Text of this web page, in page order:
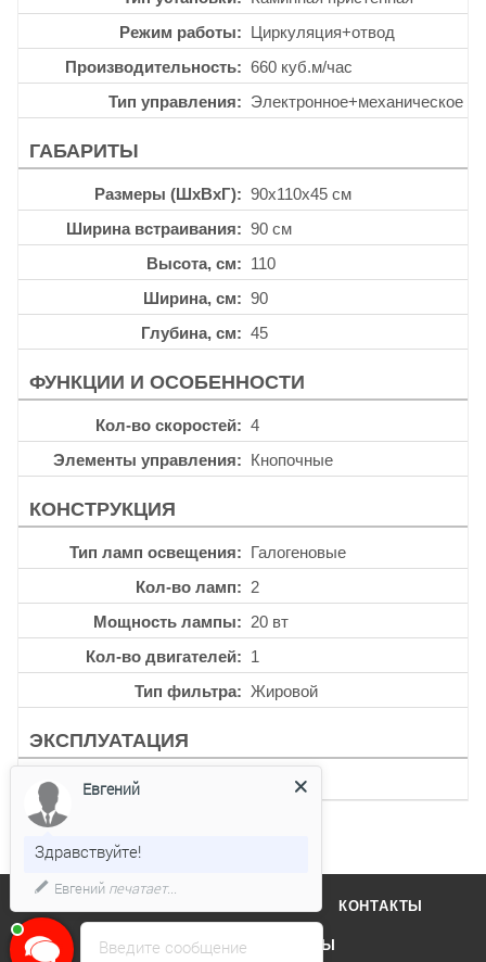
Режим работы
Циркуляция+отвод
Производительность
660 куб.м/час
Тип управления
Электронное+механическое
ГАБАРИТЫ
Размеры (ШхВхГ)
90x110x45 см
Ширина встраивания
90 см
Высота, см
110
Ширина, см
90
Глубина, см
45
ФУНКЦИИ И ОСОБЕННОСТИ
Кол-во скоростей
4
Элементы управления
Кнопочные
КОНСТРУКЦИЯ
Тип ламп освещения
Галогеновые
Кол-во ламп
2
Мощность лампы
20 вт
Кол-во двигателей
1
Тип фильтра
Жировой
ЭКСПЛУАТАЦИЯ
КОНТАКТЫ
КАТАЛОГ БРЕНДЫ
Введите сообщение
Евгений
Здравствуйте!
Евгенийпечатает...